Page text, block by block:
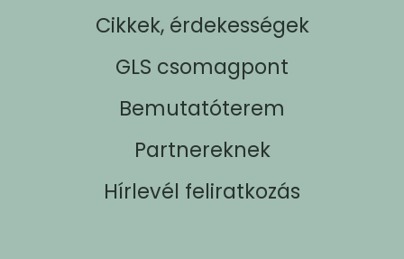
Cikkek, érdekességek
GLS csomagpont
Bemutatóterem
Partnereknek
Hírlevél feliratkozás